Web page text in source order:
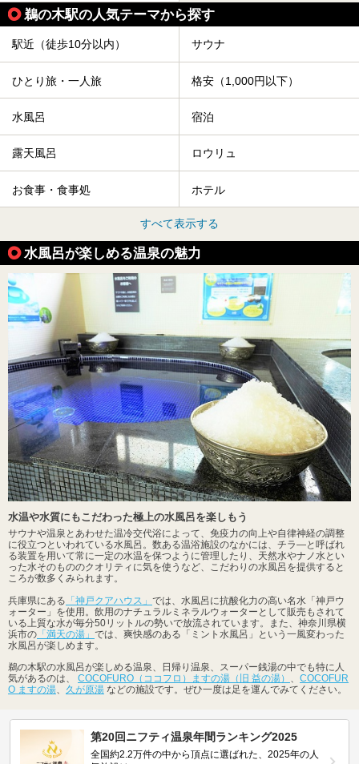
鵜の木駅の人気テーマから探す
駅近（徒歩10分以内） サウナ
ひとり旅・一人旅 格安（1,000円以下）
水風呂 宿泊
露天風呂 ロウリュ
お食事・食事処 ホテル
すべて表示する
水風呂が楽しめる温泉の魅力
水温や水質にもこだわった極上の水風呂を楽しもう
サウナや温泉とあわせた温冷交代浴によって、免疫力の向上や自律神経の調整
に役立つといわれている水風呂。数ある温浴施設のなかには、チラ―と呼ばれ
る装置を用いて常に一定の水温を保つように管理したり、天然水やナノ水とい
った水そのもののクオリティに気を使うなど、こだわりの水風呂を提供すると
ころが数多くみられます。
兵庫県にある 「神戸クアハウス」 では、水風呂に抗酸化力の高い名水「神戸ウ
ォーター」を使用。飲用のナチュラルミネラルウォーターとして販売もされて
いる上質な水が毎分50リットルの勢いで放流されています。また、神奈川県横
浜市の 「満天の湯」 では、爽快感のある「ミント水風呂」という一風変わった
水風呂が楽しめます。
鵜の木駅の水風呂が楽しめる温泉、日帰り温泉、スーパー銭湯の中でも特に人
気があるのは、 COCOFURO（ココフロ）ますの湯（旧 益の湯） 、 COCOFUR
O ますの湯、 久が原湯 などの施設です。ぜひ一度は足を運んでみてください。
第20回ニフティ温泉年間ランキング2025
全国約2.2万件の中から頂点に選ばれた、2025年の人